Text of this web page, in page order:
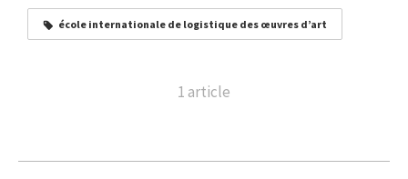
école internationale de logistique des œuvres d’art
1 article